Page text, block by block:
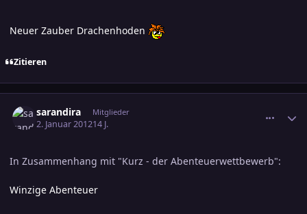
Neuer Zauber Drachenhoden
Zitieren
sarandira Mitglieder
2. Januar 201214 J.
In Zusammenhang mit "Kurz - der Abenteuerwettbewerb":
Winzige Abenteuer